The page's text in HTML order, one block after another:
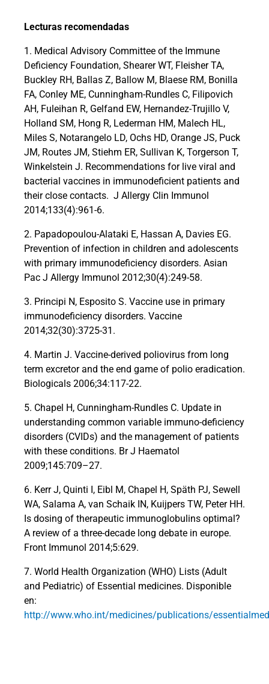
Lecturas recomendadas
1. Medical Advisory Committee of the Immune
Deficiency Foundation, Shearer WT, Fleisher TA,
Buckley RH, Ballas Z, Ballow M, Blaese RM, Bonilla
FA, Conley ME, Cunningham-Rundles C, Filipovich
AH, Fuleihan R, Gelfand EW, Hernandez-Trujillo V,
Holland SM, Hong R, Lederman HM, Malech HL,
Miles S, Notarangelo LD, Ochs HD, Orange JS, Puck
JM, Routes JM, Stiehm ER, Sullivan K, Torgerson T,
Winkelstein J. Recommendations for live viral and
bacterial vaccines in immunodeficient patients and
their close contacts. J Allergy Clin Immunol
2014;133(4):961-6.
2. Papadopoulou-Alataki E, Hassan A, Davies EG.
Prevention of infection in children and adolescents
with primary immunodeficiency disorders. Asian
Pac J Allergy Immunol 2012;30(4):249-58.
3. Principi N, Esposito S. Vaccine use in primary
immunodeficiency disorders. Vaccine
2014;32(30):3725-31.
4. Martin J. Vaccine-derived poliovirus from long
term excretor and the end game of polio eradication.
Biologicals 2006;34:117-22.
5. Chapel H, Cunningham-Rundles C. Update in
understanding common variable immuno-deficiency
disorders (CVIDs) and the management of patients
with these conditions. Br J Haematol
2009;145:709–27.
6. Kerr J, Quinti I, Eibl M, Chapel H, Späth PJ, Sewell
WA, Salama A, van Schaik IN, Kuijpers TW, Peter HH.
Is dosing of therapeutic immunoglobulins optimal?
A review of a three-decade long debate in europe.
Front Immunol 2014;5:629.
7. World Health Organization (WHO) Lists (Adult
and Pediatric) of Essential medicines. Disponible
en:
http://www.who.int/medicines/publications/